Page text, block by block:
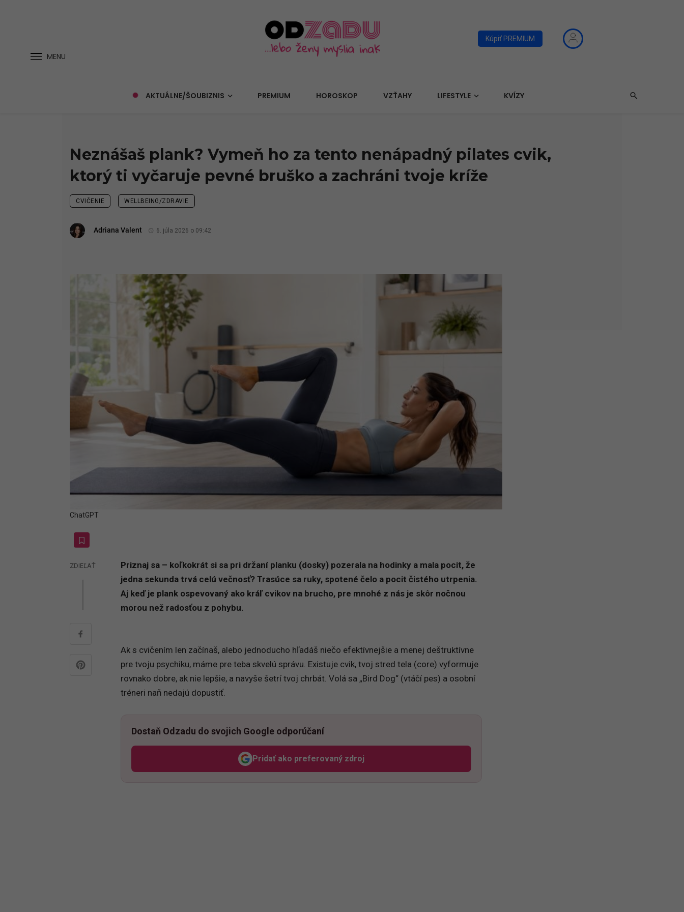
MENU
Kúpiť PREMIUM
AKTUÁLNE/ŠOUBIZNIS PREMIUM HOROSKOP VZŤAHY LIFESTYLE KVÍZY
Neznášaš plank? Vymeň ho za tento nenápadný pilates cvik,
ktorý ti vyčaruje pevné bruško a zachráni tvoje kríže
CVIČENIE WELLBEING/ZDRAVIE
Adriana Valent 6. júla 2026 o 09:42
ChatGPT
ZDIEĽAŤ
Priznaj sa – koľkokrát si sa pri držaní planku (dosky) pozerala na hodinky a mala pocit, že
jedna sekunda trvá celú večnosť? Trasúce sa ruky, spotené čelo a pocit čistého utrpenia.
Aj keď je plank ospevovaný ako kráľ cvikov na brucho, pre mnohé z nás je skôr nočnou
morou než radosťou z pohybu.
Ak s cvičením len začínaš, alebo jednoducho hľadáš niečo efektívnejšie a menej deštruktívne
pre tvoju psychiku, máme pre teba skvelú správu. Existuje cvik, tvoj stred tela (core) vyformuje
rovnako dobre, ak nie lepšie, a navyše šetrí tvoj chrbát. Volá sa „Bird Dog“ (vtáčí pes) a osobní
tréneri naň nedajú dopustiť.
Dostaň Odzadu do svojich Google odporúčaní
Pridať ako preferovaný zdroj
Odzadu, odkaz sa otvorí v novom okne